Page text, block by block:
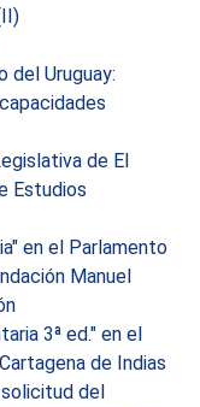
del Uruguay:
de El
Estudios
en el Parlamento
Manuel
3ª ed." en el
de Indias
del